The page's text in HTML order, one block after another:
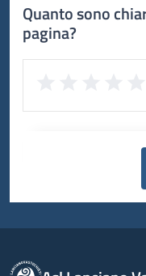
Quanto sono
pagina?